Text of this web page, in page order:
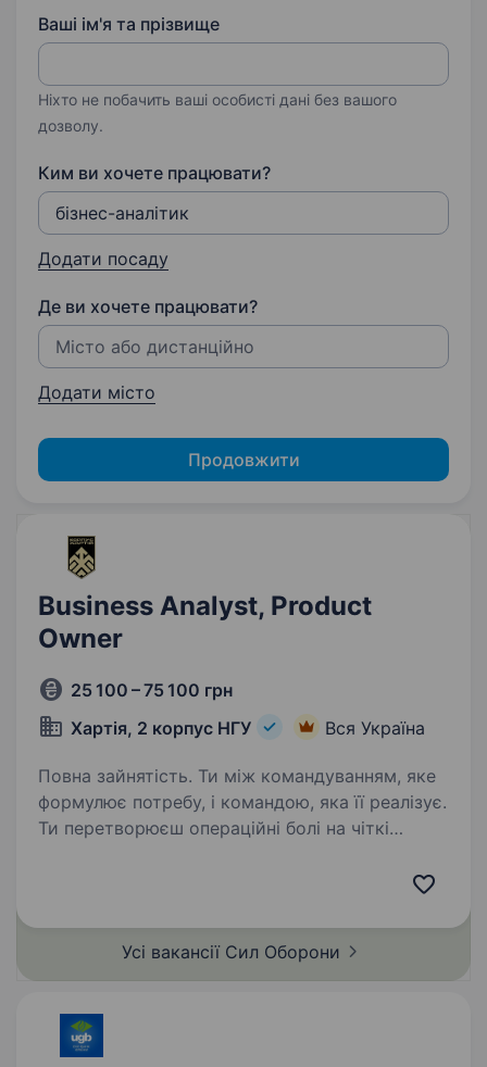
Ваші ім'я та прізвище
Ніхто не побачить ваші особисті дані без вашого
дозволу.
Ким ви хочете працювати?
Додати посаду
Де ви хочете працювати?
Додати місто
Продовжити
Business Analyst, Product
Owner
25 100 – 75 100 грн
Хартія, 2 корпус НГУ
Вся Україна
Повна зайнятість. Ти між командуванням, яке
формулює потребу, і командою, яка її реалізує.
Ти перетворюєш операційні болі на чіткі
Усі вакансії Сил Оборони